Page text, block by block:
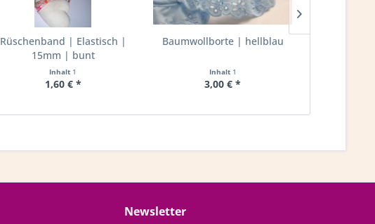
Rüschenband | Elastisch |
15mm | bunt
Inhalt 1
1,60 € *
Baumwollborte | hellblau
Inhalt 1
3,00 € *
Newsletter